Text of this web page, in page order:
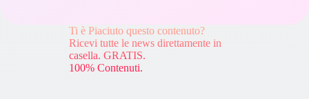
Ti è Piaciuto questo contenuto?
Ricevi tutte le news direttamente in
casella. GRATIS.
100% Contenuti.